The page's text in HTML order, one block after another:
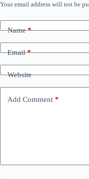
Your email address will not be
Name*
Email*
Website
Add Comment *